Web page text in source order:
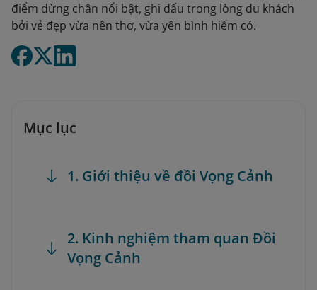
điểm dừng chân nổi bật, ghi dấu trong lòng du khách
bởi vẻ đẹp vừa nên thơ, vừa yên bình hiếm có.
Mục lục
1. Giới thiệu về đồi Vọng Cảnh
2. Kinh nghiệm tham quan Đồi
Vọng Cảnh